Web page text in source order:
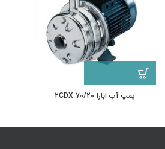
پمپ آب ابارا 2CDX 70/20